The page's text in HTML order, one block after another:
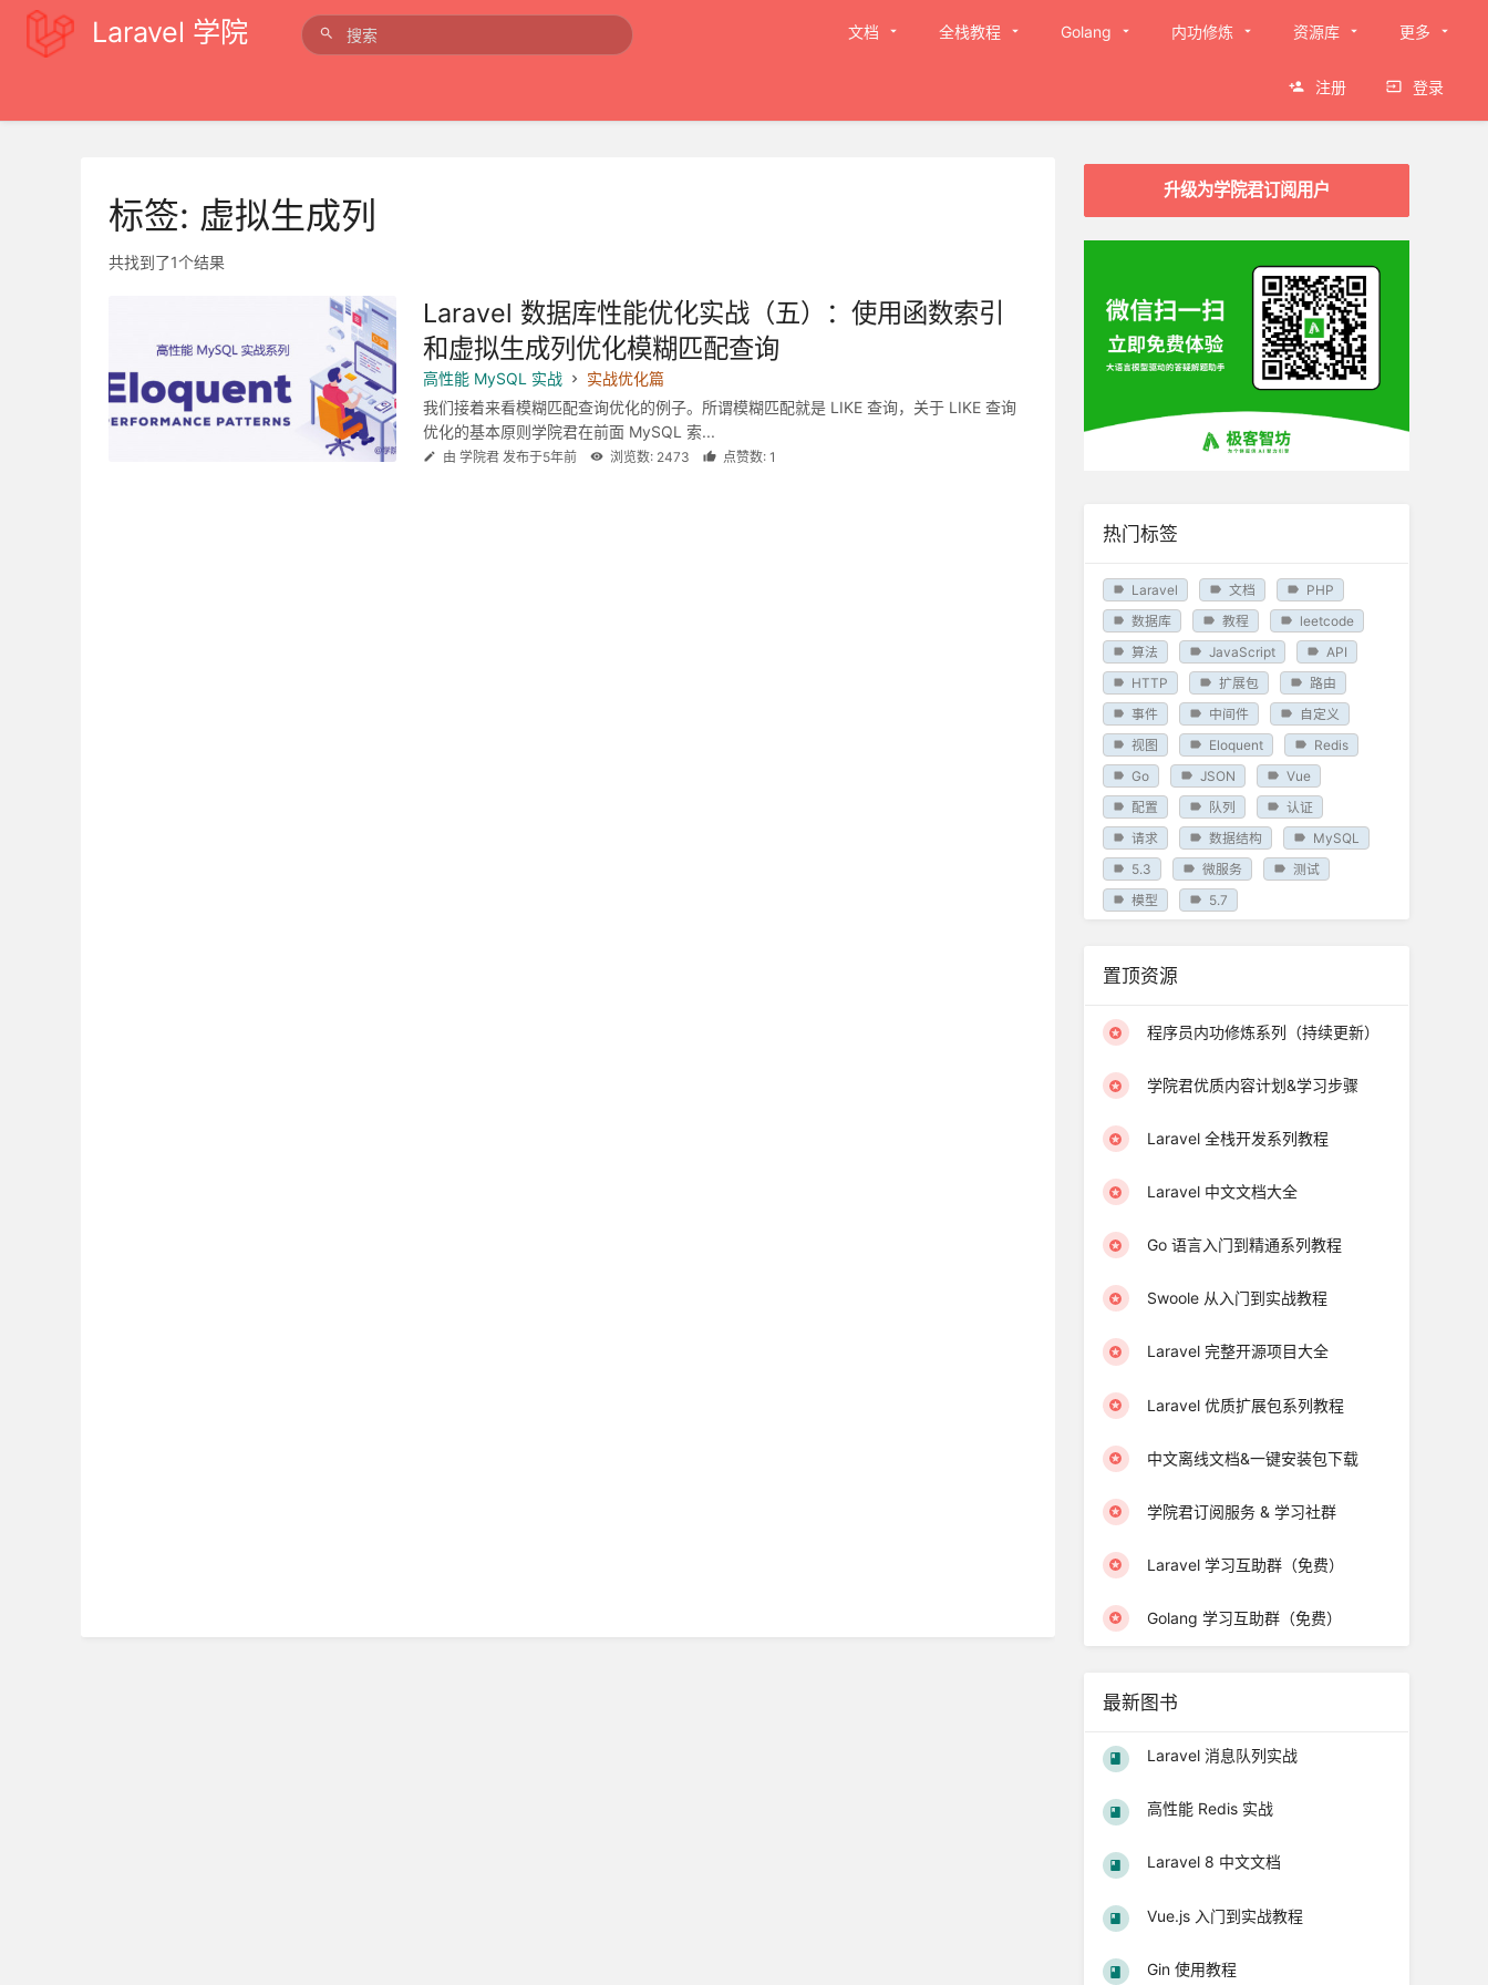
Laravel 学院 文档 全栈教程 Golang 内功修炼 资源库 更多
注册 登录
标签: 虚拟生成列
共找到了1个结果
Laravel 数据库性能优化实战（五）：使用函数索引
和虚拟生成列优化模糊匹配查询
高性能 MySQL 实战
实战优化篇
我们接着来看模糊匹配查询优化的例子。所谓模糊匹配就是 LIKE 查询，关于 LIKE 查询
优化的基本原则学院君在前面 MySQL 索...
由 学院君 发布于5年前 浏览数: 2473 点赞数: 1
升级为学院君订阅用户
热门标签
Laravel 文档
PHP
数据库
教程
leetcode
算法
JavaScript
API
HTTP
扩展包
路由
事件
中间件
自定义
视图
Eloquent
Redis
Go
JSON
Vue
配置
队列
认证
请求
数据结构
MySQL
5.3
微服务
测试
模型
5.7
置顶资源
程序员内功修炼系列（持续更新）
学院君优质内容计划&学习步骤
Laravel 全栈开发系列教程
Laravel 中文文档大全
Go 语言入门到精通系列教程
Swoole 从入门到实战教程
Laravel 完整开源项目大全
Laravel 优质扩展包系列教程
中文离线文档&一键安装包下载
学院君订阅服务 & 学习社群
Laravel 学习互助群（免费）
Golang 学习互助群（免费）
最新图书
Laravel 消息队列实战
高性能 Redis 实战
Laravel 8 中文文档
Vue.js 入门到实战教程
Gin 使用教程